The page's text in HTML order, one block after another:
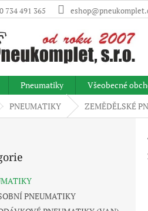
734 491 365
Pneumatiky Všeobecné
PNEUMATIKY ZEMĚDĚLSKÉ
PNEUMATIKY